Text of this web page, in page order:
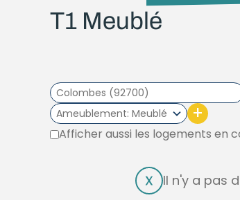
T1 Meublé
Ameublement Meublé +
Afficher aussi les logements en
Il n'y a pas